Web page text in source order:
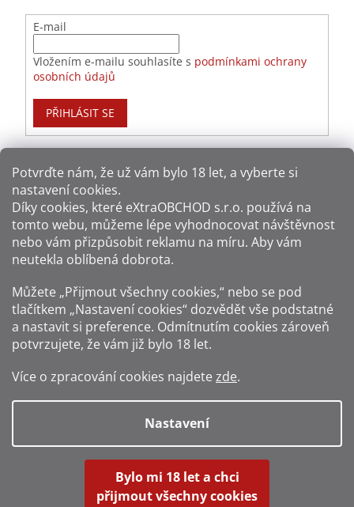
Potvrďte nám​​, že už vám bylo 18 let, a vyberte si
nastavení cookies.
Díky cookies, které eXtraOBCHOD s.r.o. používá na
tomto webu, můžeme lépe vyhodnocovat návštěvnost
nebo vám přizpůsobit reklamu na míru. Aby vám
neutekla oblíbená dobrota.
Můžete „Přijmout všechny cookies,“ nebo se pod
tlačítkem „Nastavení cookies“ dozvědět vše podstatné
a nastavit si preference. Odmítnutím cookies zároveň
potvrzujete, že vám již bylo 18 let.
Více o zpracování cookies najdete zde.
Nastavení
Bylo mi 18 let a chci
přijmout všechny cookies
E-mail
Vložením e-mailu souhlasíte s podmínkami ochrany
osobních údajů
PŘIHLÁSIT SE
Způsoby dopravy:
Zákaz prodeje alkoholu osobám mladším 18 let.
Vytvořil Shoptet